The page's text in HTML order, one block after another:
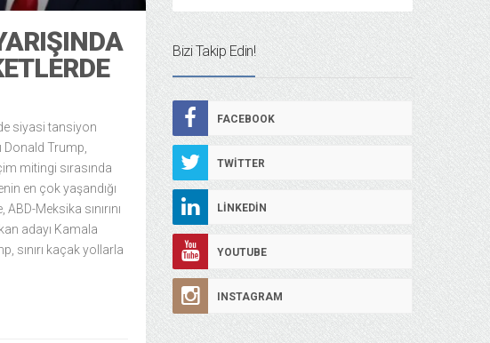
siyasi tansiyon
Donald Trump,
mitingi sırasında
en çok yaşandığı
Meksika sınırını
adayı Kamala
sınırı kaçak yollarla
Bizi Takip Edin!
FACEBOOK
TWITTER
LINKEDIN
YOUTUBE
INSTAGRAM